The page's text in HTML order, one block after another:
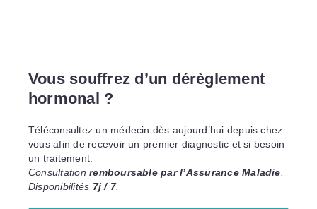
Vous souffrez d’un dérèglement
hormonal ?
Téléconsultez un médecin dès aujourd’hui depuis chez
vous afin de recevoir un premier diagnostic et si besoin
un traitement.
Consultationremboursable par l’Assurance Maladie
Disponibilités 7j / 7.